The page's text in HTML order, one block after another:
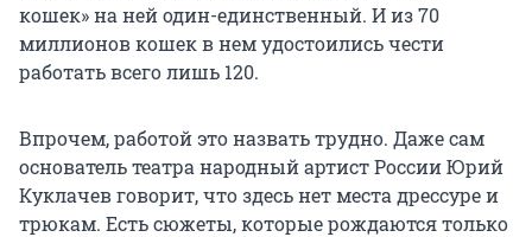
кошек» на ней один-единственный. И из 70
миллионов кошек в нем удостоились чести
работать всего лишь 120.
Впрочем, работой это назвать трудно. Даже сам
основатель театра народный артист России Юрий
Куклачев говорит, что здесь нет места дрессуре и
трюкам. Есть сюжеты, которые рождаются только